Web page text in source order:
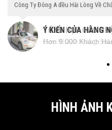
tế đã thuê xe và hài lòng về chất
TỔNG HỢP CÁC
ĐÃ THUÊ XE CỦA
Các Khách Hàng
Lái Xe Chu Đáo,
HÌNH ẢNH